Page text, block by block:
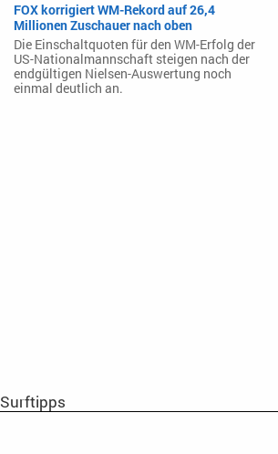
FOX korrigiert WM-Rekord auf 26,4
Millionen Zuschauer nach oben
Die Einschaltquoten für den WM-Erfolg der
US-Nationalmannschaft steigen nach der
endgültigen Nielsen-Auswertung noch
einmal deutlich an.
Surftipps